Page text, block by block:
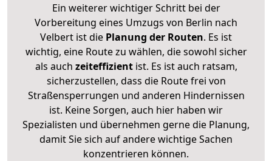
Ein weiterer wichtiger Schritt bei der
Vorbereitung eines Umzugs von Berlin nach
Velbert ist die Planung der Routen. Es ist
wichtig, eine Route zu wählen, die sowohl sicher
als auch zeiteffizientist. Es ist auch ratsam,
sicherzustellen, dass die Route frei von
Straßensperrungen und anderen Hindernissen
ist. Keine Sorgen, auch hier haben wir
Spezialisten und übernehmen gerne die Planung,
damit Sie sich auf andere wichtige Sachen
konzentrieren können.